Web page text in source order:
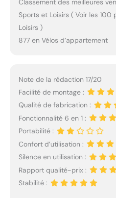
Classement des meilleures
Sports et Loisirs ( Voir les 100
Loisirs )
877 en Vélos d’appartement
Note de la rédaction 17/20
Facilité de montage :
Qualité de fabrication :
Fonctionnalité 6 en 1 :
Portabilité :
Confort d’utilisation :
Silence en utilisation :
Rapport qualité-prix :
Stabilité :